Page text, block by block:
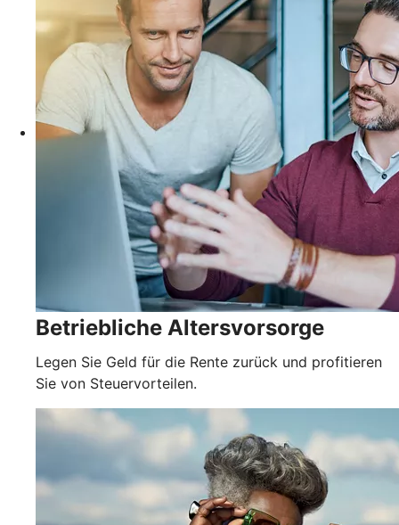
Betriebliche Altersvorsorge
Legen Sie Geld für die Rente zurück und profitieren
Sie von Steuervorteilen.